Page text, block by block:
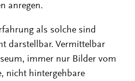
anregen.
als solche sind
darstellbar. Vermittelbar
immer nur Bilder vom
nicht hintergehbare